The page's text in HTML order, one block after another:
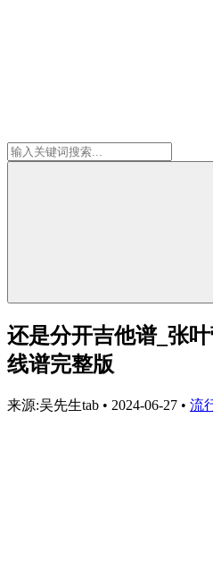
还是分开吉他谱_张
线谱完整版
来源:吴先生tab • 2024-06-27 • 流